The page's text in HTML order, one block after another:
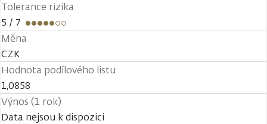
Tolerance rizika
5 / 7
Měna
CZK
Hodnota podílového listu
1,0858
Výnos (1 rok)
Data nejsou k dispozici